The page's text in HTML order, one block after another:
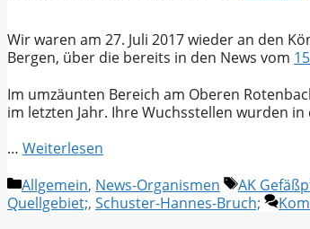
Wir waren am 27. Juli 2017 wieder an den
Bergen, über die bereits in den News vom
Im umzäunten Bereich am Oberen
im letzten Jahr. Ihre Wuchsstellen wurden
… Weiterlesen
Kategorien
Allgemein, News-Organismen AK
Quellgebiet;, Schuster-Hannes-Bruch;